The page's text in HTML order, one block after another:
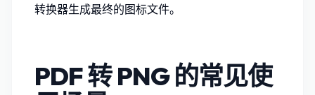
转换器生成最终的图标文件。
PDF 转 PNG 的常见使